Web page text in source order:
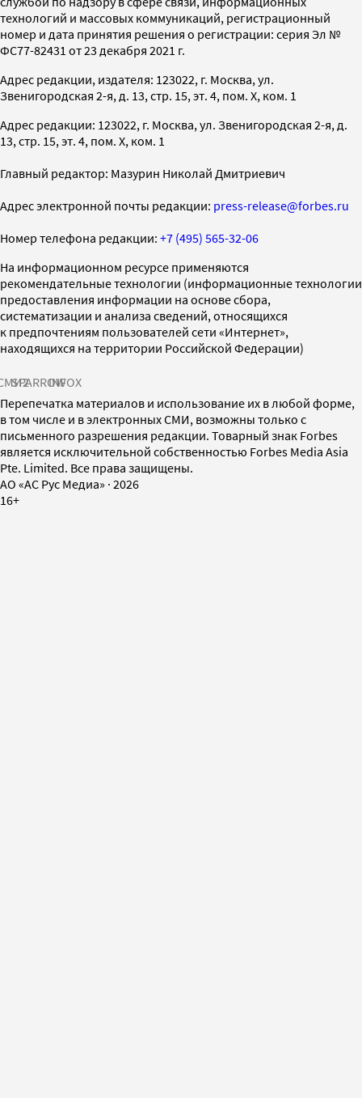
технологий и массовых коммуникаций, регистрационный
номер и дата принятия решения о регистрации: серия Эл №
ФС77-82431 от 23 декабря 2021 г.
Адрес редакции, издателя: 123022, г. Москва, ул.
Звенигородская 2-я, д. 13, стр. 15, эт. 4, пом. X, ком. 1
Адрес редакции: 123022, г. Москва, ул. Звенигородская 2-я, д.
13, стр. 15, эт. 4, пом. X, ком. 1
Главный редактор: Мазурин Николай Дмитриевич
Адрес электронной почты редакции: press-release@forbes.ru
Номер телефона редакции: +7 (495) 565-32-06
На информационном ресурсе применяются
рекомендательные технологии (информационные технологии
предоставления информации на основе сбора,
систематизации и анализа сведений, относящихся
к предпочтениям пользователей сети «Интернет»,
находящихся на территории Российской Федерации)
SPARROWINFOX
Перепечатка материалов и использование их в любой форме,
в том числе и в электронных СМИ, возможны только с
письменного разрешения редакции. Товарный знак Forbes
является исключительной собственностью Forbes Media Asia
Pte. Limited. Все права защищены.
AO «АС Рус Медиа» · 2026
16+